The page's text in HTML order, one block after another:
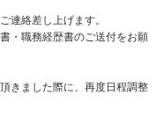
連絡差し上げます。
・職務経歴書のご送付をお願
きました際に、再度日程調整